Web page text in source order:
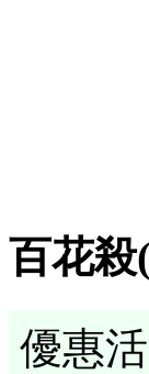
百花殺
優惠